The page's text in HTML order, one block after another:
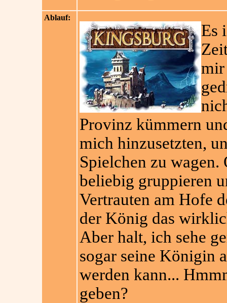
Ablauf:
Es
mir
Provinz kümmern
mich hinzusetzten,
Spielchen zu
beliebig gruppieren
Vertrauten am Hofe
der König das
Aber halt, ich sehe
sogar seine Königin
werden kann...
geben?